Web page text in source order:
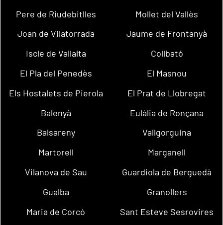
Pere de Riudebitlles
Mollet del Vallès
Joan de Vilatorrada
Jaume de Frontanyà
Iscle de Vallalta
Collbató
El Pla del Penedès
El Masnou
Els Hostalets de Pierola
El Prat de Llobregat
Balenyà
Eulàlia de Ronçana
Balsareny
Vallgorguina
Martorell
Marganell
Vilanova de Sau
Guardiola de Berguedà
Gualba
Granollers
Maria de Corcó
Sant Esteve Sesrovires